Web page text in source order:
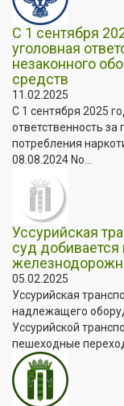
С 1 сентября
уголовная
незаконного
средств
11.02.2025
С 1 сентября 2025
ответственность за
потребления
08.08.2024 No...
️Уссурийская
суд
05.02.2025
️Уссурийская
надлежащего
Уссурийской
пешеходные